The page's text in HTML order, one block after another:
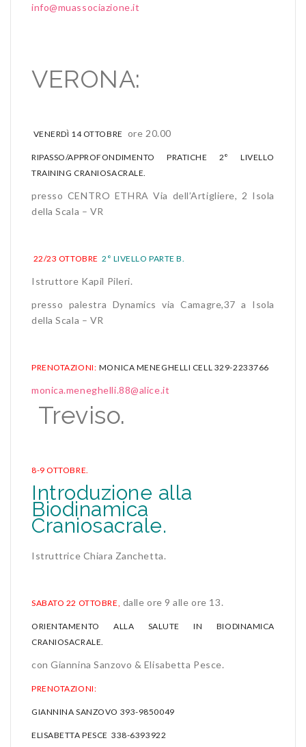
info@muassociazione.it
VERONA:
VENERDÌ 14 OTTOBRE ore 20.00
RIPASSO/APPROFONDIMENTO PRATICHE 2° LIVELLO
TRAINING CRANIOSACRALE.
presso CENTRO ETHRA Via dell’Artigliere, 2 Isola
della Scala – VR
22/23 OTTOBRE 2° LIVELLO PARTE B.
Istruttore Kapil Pileri.
presso palestra Dynamics via Camagre,37 a Isola
della Scala – VR
PRENOTAZIONI: MONICA MENEGHELLI CELL 329-2233766
monica.meneghelli.88@alice.it
Treviso.
8-9 OTTOBRE.
Introduzione alla
Biodinamica
Craniosacrale.
Istruttrice Chiara Zanchetta.
SABATO 22 OTTOBRE, dalle ore 9 alle ore 13.
ORIENTAMENTO ALLA SALUTE IN BIODINAMICA
CRANIOSACRALE.
con Giannina Sanzovo & Elisabetta Pesce.
PRENOTAZIONI:
GIANNINA SANZOVO 393-9850049
ELISABETTA PESCE 338-6393922